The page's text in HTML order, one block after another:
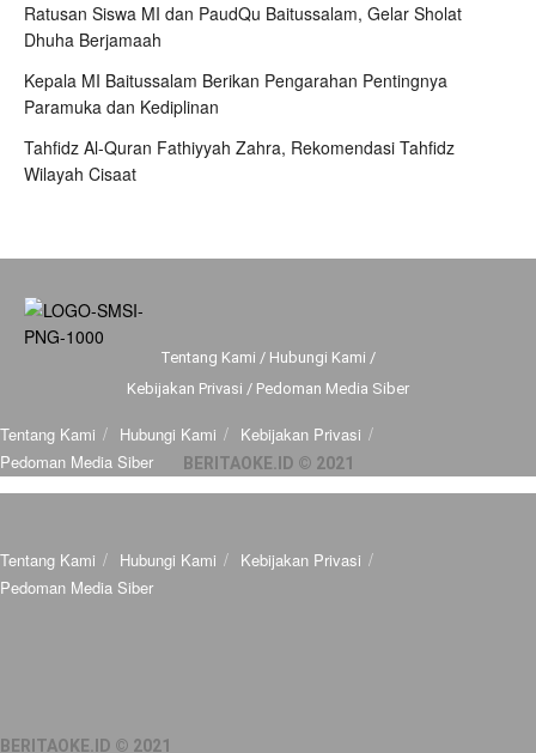
Ratusan Siswa MI dan PaudQu Baitussalam, Gelar Sholat
Dhuha Berjamaah
Kepala MI Baitussalam Berikan Pengarahan Pentingnya
Paramuka dan Kediplinan
Tahfidz Al-Quran Fathiyyah Zahra, Rekomendasi Tahfidz
Wilayah Cisaat
Tentang Kami / Hubungi Kami /
Kebijakan Privasi / Pedoman Media Siber
Tentang Kami Hubungi Kami
Kebijakan Privasi
Pedoman Media Siber
BERITAOKE.ID © 2021
Tentang Kami Hubungi Kami
Kebijakan Privasi
Pedoman Media Siber
BERITAOKE.ID © 2021